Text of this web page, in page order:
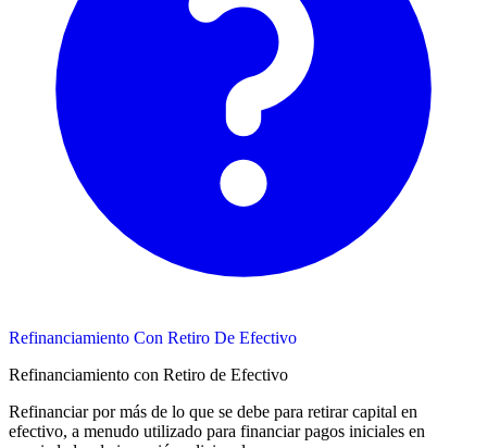
Refinanciamiento Con Retiro De Efectivo
Refinanciamiento con Retiro de Efectivo
Refinanciar por más de lo que se debe para retirar capital en
efectivo, a menudo utilizado para financiar pagos iniciales en